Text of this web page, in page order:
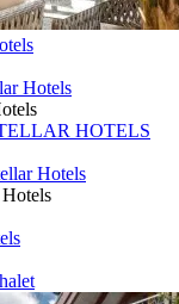
Hotels
HOTELS
Hotels